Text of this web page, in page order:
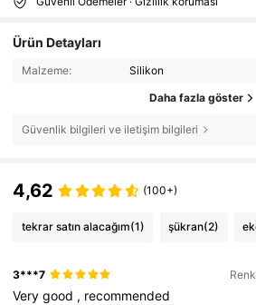
Ürün Detayları
Malzeme: Silikon
Daha fazla göster
Güvenlik bilgileri ve iletişim bilgileri
4,62 (100+)
tekrar satın alacağım(1) şükran(2)
3***7
Verygood , recommended